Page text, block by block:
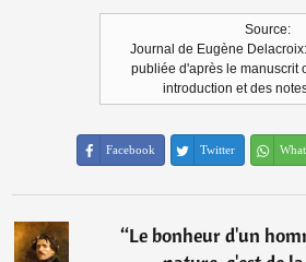
Source:
Journal de Eugène
publiée d'après le manuscrit
introduction et des
Facebook Twitter
“Le bonheur d'un